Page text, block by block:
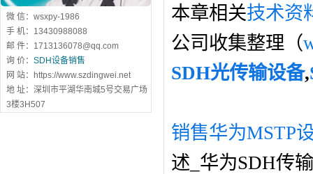
微 信：wsxpy-1986
手 机：13430988088
邮 件：1713136078@qq.com
询 价： SDH设备销售
网 站：https://www.szdingwei.net
地 址：深圳市平湖华南城5号交易广场
3楼3H507
本章相关技术资
公司收集整理（
SDH光传输设备,
销售华为MSTP
述_华为SDH传